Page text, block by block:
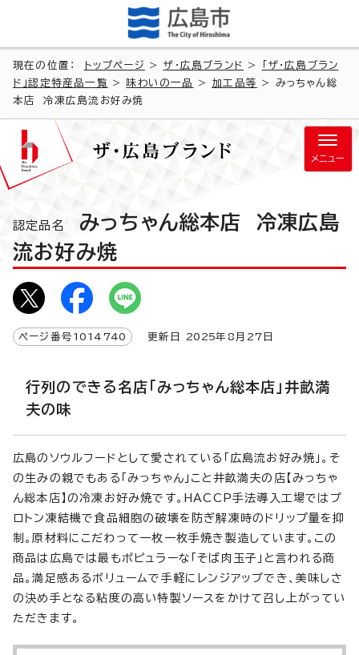
現在の位置： トップページ > ザ・広島ブランド >
「ザ・広島ブラン
ド」認定特産品一覧
> 味わいの一品 > 加工品等
> みっちゃん総
本店 冷凍広島流お好み焼
メニュー
認定品名
みっちゃん総本店 冷凍広島
流お好み焼
ページ番号 1014740 更新日 2025年8月 27 日
行列のできる名店「みっちゃん総本店」井畝満
夫の味
広島のソウルフードとして愛されている「広島流お好み焼」。そ
の生みの親でもある「みっちゃん」こと井畝満夫の店【みっちゃ
ん総本店】の冷凍お好み焼です。HACCP手法導入工場ではプ
ロトン凍結機で食品細胞の破壊を防ぎ解凍時のドリップ量を抑
制。原材料にこだわって一枚一枚手焼き製造しています。この
商品は広島では最もポピュラーな「そば肉玉子」と言われる商
品。満足感あるボリュームで手軽にレンジアップでき、美味しさ
の決め手となる粘度の高い特製ソースをかけて召し上がってい
ただきます。